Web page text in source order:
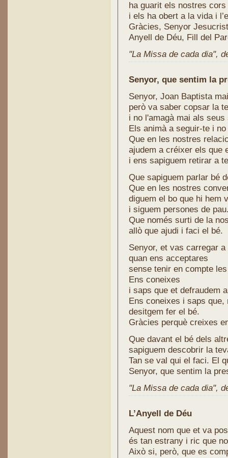
ha guarit els nostres
i els ha obert a la vida i
Gràcies, Senyor
Anyell de Déu, Fill del
"La Missa de cada dia",
Senyor, que sentim la
Senyor, Joan Baptista
però va saber copsar la
i no l'amagà mai als seus
Els animà a seguir-te i
Que en les nostres
ajudem a créixer els que
i ens sapiguem retirar a
Que sapiguem parlar bé
Que en les nostres
diguem el bo que hi hem
i siguem persones de
Que només surti de la
allò que ajudi i faci el bé.
Senyor, et vas carregar
quan ens acceptares
sense tenir en compte
Ens coneixes
i saps que et defraudem
Ens coneixes i saps que,
desitgem fer el bé.
Gràcies perquè creixes
Que davant el bé dels
sapiguem descobrir la
Tan se val qui el faci. El
Senyor, que sentim la
"La Missa de cada dia",
L’Anyell de Déu
Aquest nom que et va
és tan estrany i ric que no
Això si, però, que es